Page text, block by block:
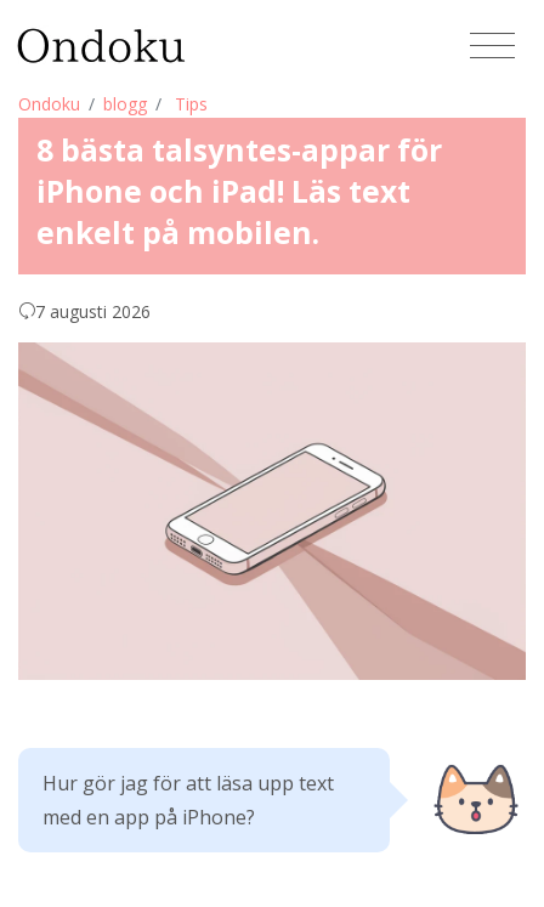
Ondoku blogg Tips
8 bästa talsyntes-appar för
iPhone och iPad! Läs text
enkelt på mobilen.
7 augusti 2026
Hur gör jag för att läsa upp text
med en app på iPhone?